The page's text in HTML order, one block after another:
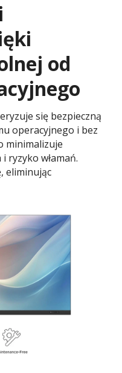
od
się bezpieczną
operacyjnego i bez
minimalizuje
ryzyko włamań.
eliminując